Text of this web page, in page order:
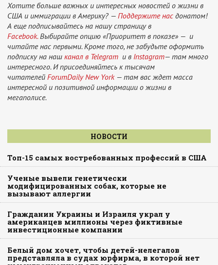
Хотите больше важных и интересных новостей о жизни в
США и иммиграции в Америку? — Поддержите нас донатом!
А еще подписывайтесь на нашу страницу в
Facebook.Выбирайте опцию «Приоритет в показе» — и
читайте нас первыми. Кроме того, не забудьте оформить
подписку на наш канал в Telegram и в Instagram— там много
интересного. И присоединяйтесь к тысячам
читателей ForumDaily New York— там вас ждет масса
интересной и позитивной информации о жизни в
мегаполисе.
НОВОСТИ
Топ-15 самых востребованных профессий в США
Ученые вывели генетически
модифицированных собак, которые не
вызывают аллергии
Гражданин Украины и Израиля украл у
американцев миллионы через фиктивные
инвестиционные компании
Белый дом хочет, чтобы детей-нелегалов
представляла в судах юрфирма, в которой нет